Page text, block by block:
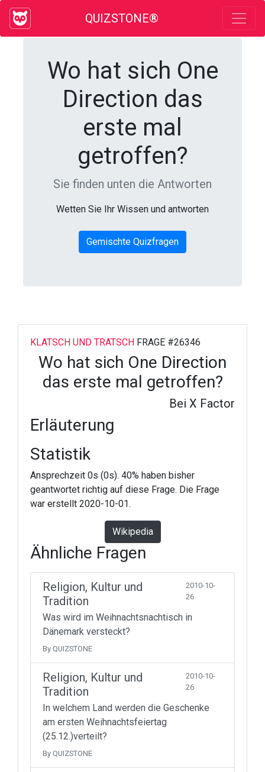
QUIZSTONE®
Wo hat sich One
Direction das
erste mal
getroffen?
Sie finden unten die Antworten
Wetten Sie Ihr Wissen und antworten
Gemischte Quizfragen
KLATSCH UND TRATSCH FRAGE #26346
Wo hat sich One Direction
das erste mal getroffen?
Bei X Factor
Erläuterung
Statistik
Ansprechzeit 0s (0s). 40% haben bisher
geantwortet richtig auf diese Frage. Die Frage
war erstellt 2020-10-01.
Wikipedia
Ähnliche Fragen
Religion, Kultur und
Tradition
2010-10-
26
Was wird im Weihnachtsnachtisch in
Dänemark versteckt?
By QUIZSTONE
Religion, Kultur und
Tradition
2010-10-
26
In welchem Land werden die Geschenke
am ersten Weihnachtsfeiertag
(25.12.)verteilt?
By QUIZSTONE